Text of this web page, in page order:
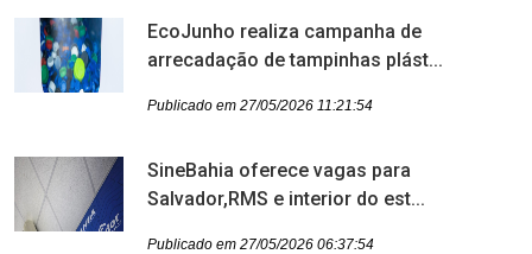
EcoJunho realiza campanha de
arrecadação de tampinhas plást...
Publicado em 27/05/2026 11:21:54
SineBahia oferece vagas para
Salvador,RMS e interior do est...
Publicado em 27/05/2026 06:37:54